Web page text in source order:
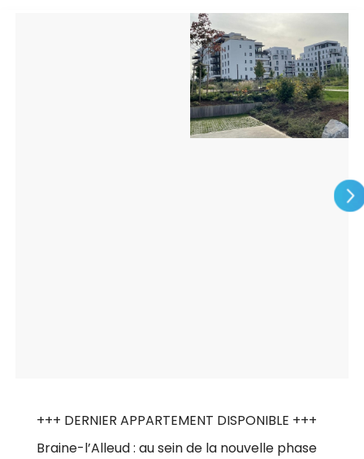
+++ DERNIER APPARTEMENT DISPONIBLE +++
Braine-l’Alleud : au sein de la nouvelle phase